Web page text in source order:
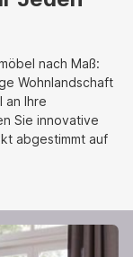
nach Maß:
Wohnlandschaft
an Ihre
Sie innovative
abgestimmt auf